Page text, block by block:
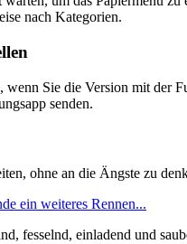
nach Kategorien.
Sie die Version mit der
senden.
ohne an die Ängste zu
ein weiteres Rennen...
fesselnd, einladend und